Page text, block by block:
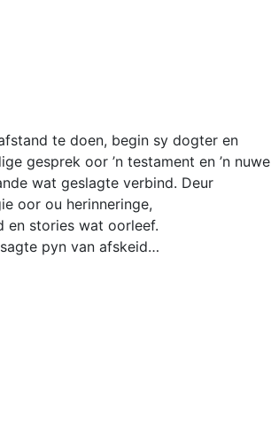
te doen, begin sy dogter en
gesprek oor ’n testament en ’n nuwe
wat geslagte verbind. Deur
oor ou herinneringe,
en stories wat oorleef.
pyn van afskeid…